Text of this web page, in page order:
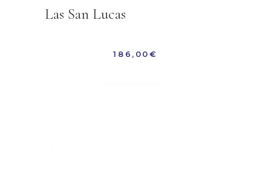
Las San Lucas
186,00€